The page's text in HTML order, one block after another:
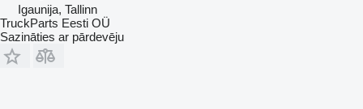
Igaunija, Tallinn
TruckParts Eesti OÜ
Sazināties ar pārdevēju